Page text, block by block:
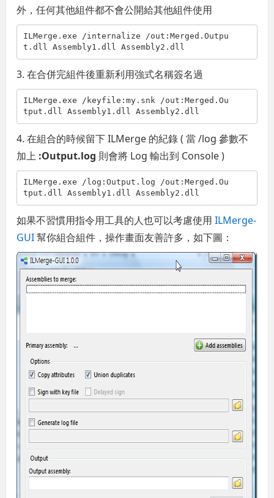
外，任何其他組件都不會公開給其他組件使用
ILMerge.exe /internalize /out:Merged.Outpu
t.dll Assembly1.dll Assembly2.dll
3. 在合併完組件後重新利用強式名稱簽名過
ILMerge.exe /keyfile:my.snk /out:Merged.Ou
tput.dll Assembly1.dll Assembly2.dll
4. 在組合的時候留下 ILMerge 的紀錄 ( 當 /log 參數不
加上 :Output.log 則會將 Log 輸出到 Console )
ILMerge.exe /log:Output.log /out:Merged.Ou
tput.dll Assembly1.dll Assembly2.dll
如果不習慣用指令用工具的人也可以考慮使用ILMerge-
GUI幫你組合組件，操作畫面友善許多，如下圖：